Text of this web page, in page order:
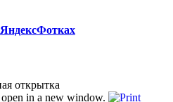
открытка